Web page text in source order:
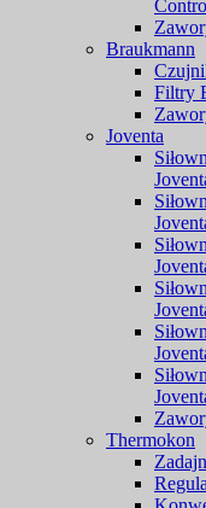
Braukmann
Filtry
Joventa
Thermokon